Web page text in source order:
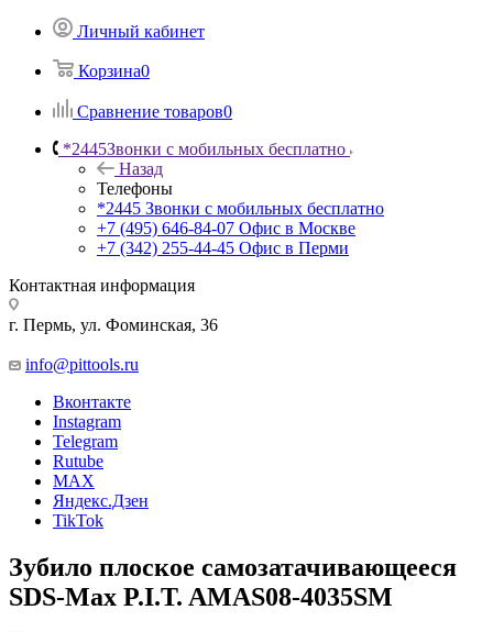
Личный кабинет
Корзина0
Сравнение товаров0
*2445Звонки с мобильных бесплатно
Назад
Телефоны
*2445 Звонки с мобильных бесплатно
+7 (495) 646-84-07 Офис в Москве
+7 (342) 255-44-45 Офис в Перми
Контактная информация
г. Пермь, ул. Фоминская, 36
info@pittools.ru
Вконтакте
Instagram
Telegram
Rutube
MAX
Яндекс.Дзен
TikTok
Зубило плоское самозатачивающееся
SDS-Max P.I.T. AMAS08-4035SM